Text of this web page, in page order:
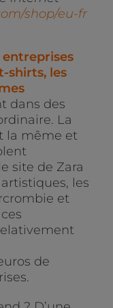
shop/eu-fr
entreprises
shirts, les
dans des
La
la même et
site de Zara
les
et
de